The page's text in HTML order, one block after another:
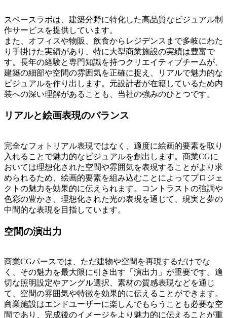
スペースラボは、建築分野に特化した高品質なビジュアル制
作サービスを提供しています。
また、オフィスや物販、飲食からレジデンスまで多岐にわた
り手掛けた実績があり、特に大型商業施設の実績は豊富で
す。長年の経験と専門知識を持つクリエイティブチームが、
建築の細部や空間の雰囲気を正確に捉え、リアルで魅力的な
ビジュアルを作り出します。元設計者が在籍しているため内
装への深い理解があることも、当社の強みのひとつです。
リアルと絵画表現のバランス
完全なフォトリアル表現ではなく、適度に絵画的要素を取り
入れることで魅力的なビジュアルを創出します。商業CGに
おいては理想化された空間や雰囲気を表現することがより求
められるため、絵画的要素を組み込むことによってプロジェ
クトの魅力を効果的に伝えられます。コントラストの強調や
色彩の豊かさ、理想化された光の表現を通じて、現実と夢の
中間的な表現を目指しています。
空間の演出力
商業CGパースでは、ただ建物や空間を再現するだけでな
く、その魅力を最大限に引き出す「演出力」が重要です。適
切な照明設定やアングル選択、素材の質感表現などを通じ
て、空間の雰囲気や特徴を効果的に伝えることができます。
商業施設はエンドユーザーに楽しんでもらうことも必要な空
間であり、完成後のイメージをより魅力的に伝えることが重